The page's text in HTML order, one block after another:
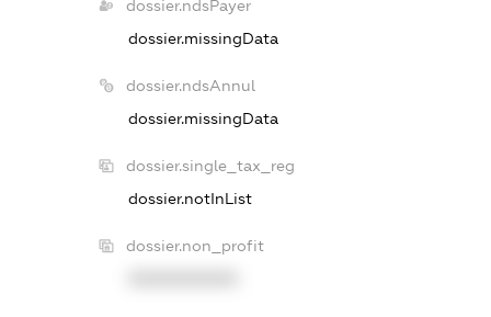
dossier.ndsPayer
dossier.missingData
dossier.ndsAnnul
dossier.missingData
dossier.single_tax_reg
dossier.notInList
dossier.non_profit